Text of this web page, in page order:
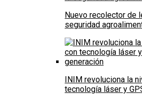
Nuevo recolector de
seguridad
INIM revoluciona la
tecnología láser y